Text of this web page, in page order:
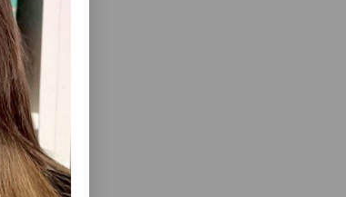
КОГТЕТОЧКА КАРТОННАЯ NUNBELL #268